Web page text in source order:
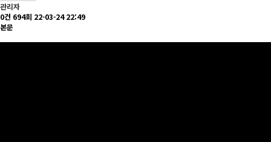
관리자
0건 694회 22-03-24 22:49
본문